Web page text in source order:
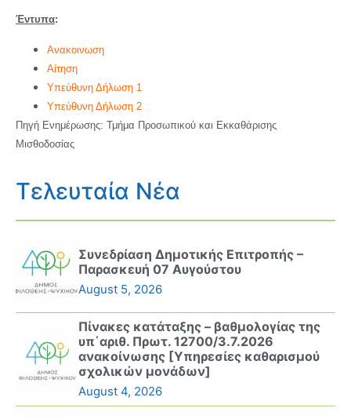
Έντυπα:
Ανακοινωση
Αίτηση
Υπεύθυνη Δήλωση 1
Υπεύθυνη Δήλωση 2
Πηγή Ενημέρωσης: Τμήμα Προσωπικού και Εκκαθάρισης
Μισθοδοσίας
Τελευταία Νέα
Συνεδρίαση Δημοτικής Επιτροπής –
Παρασκευή 07 Αυγούστου
August 5, 2026
Πίνακες κατάταξης – βαθμολογίας της
υπ΄αριθ. Πρωτ. 12700/3.7.2026
ανακοίνωσης [Υπηρεσίες καθαρισμού
σχολικών μονάδων]
August 4, 2026